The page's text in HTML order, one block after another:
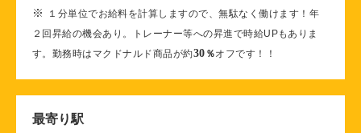
※
１分単位でお給料を計算しますので、無駄なく働けます！年
２回昇給の機会あり。トレーナー等への昇進で時給UPもありま
す。勤務時はマクドナルド商品が約30 ％オフです！！
最寄り駅